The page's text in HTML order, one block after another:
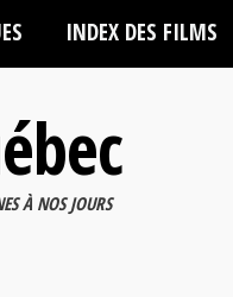
INDEX DES FILMS
À NOS JOURS